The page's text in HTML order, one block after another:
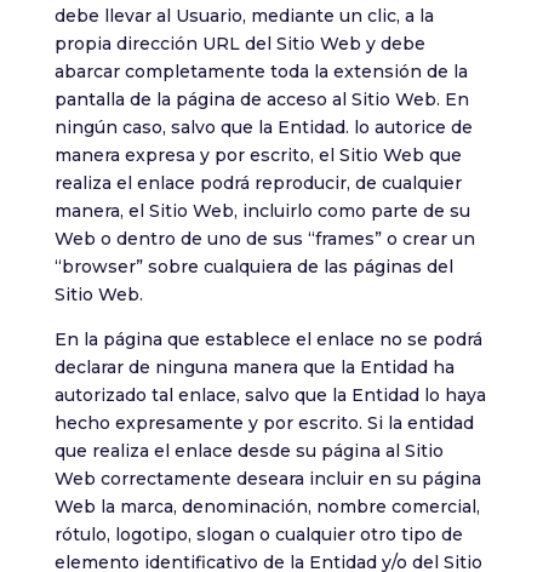
debe llevar al Usuario, mediante un clic, a la
propia dirección URL del Sitio Web y debe
abarcar completamente toda la extensión de la
pantalla de la página de acceso al Sitio Web. En
ningún caso, salvo que la Entidad. lo autorice de
manera expresa y por escrito, el Sitio Web que
realiza el enlace podrá reproducir, de cualquier
manera, el Sitio Web, incluirlo como parte de su
Web o dentro de uno de sus “frames” o crear un
“browser” sobre cualquiera de las páginas del
Sitio Web.
En la página que establece el enlace no se podrá
declarar de ninguna manera que la Entidad ha
autorizado tal enlace, salvo que la Entidad lo haya
hecho expresamente y por escrito. Si la entidad
que realiza el enlace desde su página al Sitio
Web correctamente deseara incluir en su página
Web la marca, denominación, nombre comercial,
rótulo, logotipo, slogan o cualquier otro tipo de
elemento identificativo de la Entidad y/o del Sitio